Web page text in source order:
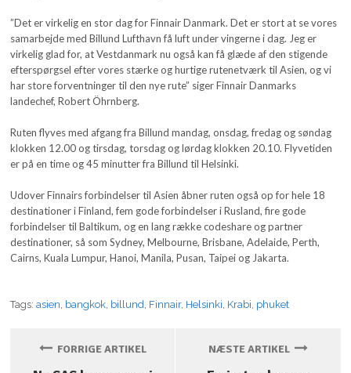
”Det er virkelig en stor dag for Finnair Danmark. Det er stort at se vores
samarbejde med Billund Lufthavn få luft under vingerne i dag. Jeg er
virkelig glad for, at Vestdanmark nu også kan få glæde af den stigende
efterspørgsel efter vores stærke og hurtige rutenetværk til Asien, og vi
har store forventninger til den nye rute” siger Finnair Danmarks
landechef, Robert Öhrnberg.
Ruten flyves med afgang fra Billund mandag, onsdag, fredag og søndag
klokken 12.00 og tirsdag, torsdag og lørdag klokken 20.10. Flyvetiden
er på en time og 45 minutter fra Billund til Helsinki.
Udover Finnairs forbindelser til Asien åbner ruten også op for hele 18
destinationer i Finland, fem gode forbindelser i Rusland, fire gode
forbindelser til Baltikum, og en lang række codeshare og partner
destinationer, så som Sydney, Melbourne, Brisbane, Adelaide, Perth,
Cairns, Kuala Lumpur, Hanoi, Manila, Pusan, Taipei og Jakarta.
Tags:asien bangkok billund Finnair, Helsinki Krabi phuket
FORRIGE ARTIKEL NÆSTE ARTIKEL